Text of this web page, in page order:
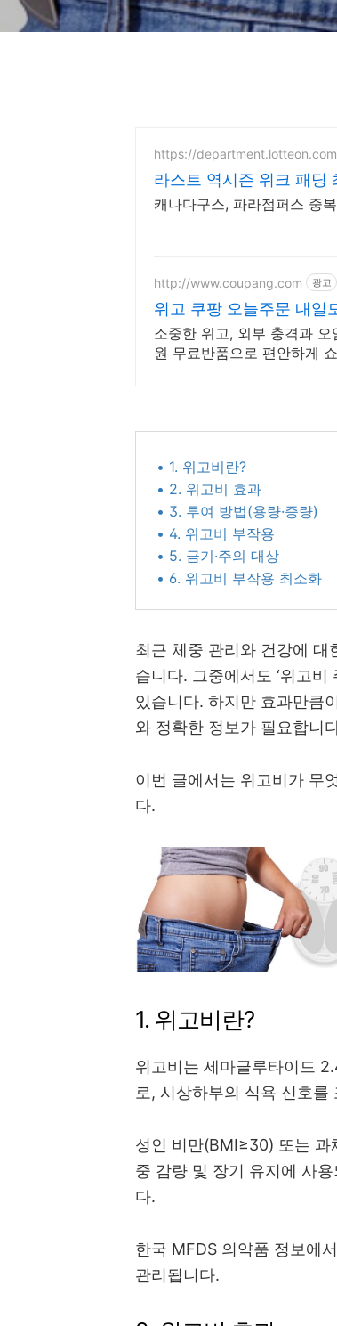
https://department.lotteon.com
라스트 역시즌 위크 패딩
캐나다구스, 파라점퍼스 중
http://www.coupang.com 광고
위고 쿠팡 오늘주문 내일
소중한 위고, 외부 충격과
원 무료반품으로 편안하게
• 1. 위고비란?
• 2. 위고비 효과
• 3. 투여 방법(용량·증량)
• 4. 위고비 부작용
• 5. 금기·주의 대상
• 6. 위고비 부작용 최소화
최근 체중 관리와 건강에 대
습니다. 그중에서도 ‘위고
있습니다. 하지만 효과만큼
와 정확한 정보가 필요합니
이번 글에서는 위고비가 무
다.
1. 위고비란?
위고비는 세마글루타이드
로, 시상하부의 식욕 신호
성인 비만(BMI≥30) 또는
중 감량 및 장기 유지에 사
다.
한국 MFDS 의약품 정보에
관리됩니다.